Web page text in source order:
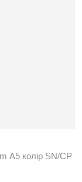
А5 колір SN/CP